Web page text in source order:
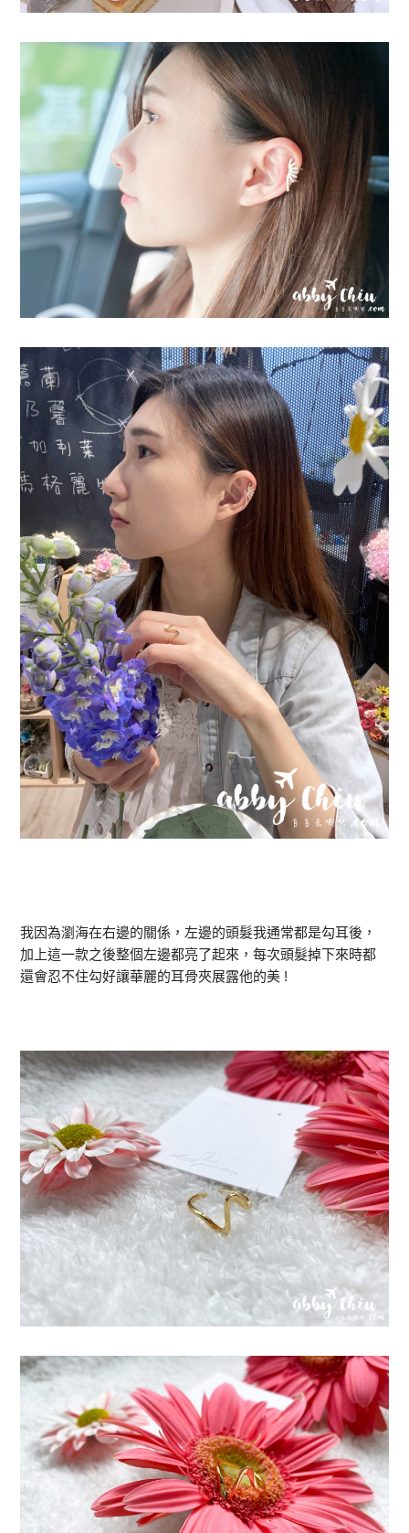
我因為瀏海在右邊的關係，左邊的頭髮我通常都是勾耳後，
加上這一款之後整個左邊都亮了起來，每次頭髮掉下來時都
還會忍不住勾好讓華麗的耳骨夾展露他的美 !